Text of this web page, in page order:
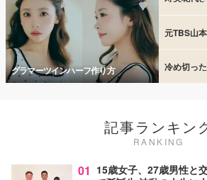
グラマーツインハーフ作り方
元TBS山
冷め切っ
記事ランキン
RANKING
01 15歳女子、27歳男性と